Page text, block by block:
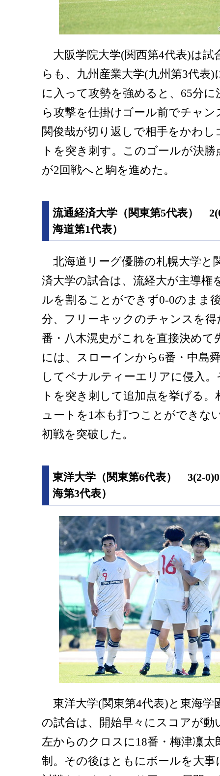
大阪学院大学(関西第4代表)は試
らも、九州産業大学(九州第3代表
に入って攻勢を強めると、65分
ら攻撃を仕掛けゴール前でチャン
関俊哉が切り返しで相手をかわ
トを突き刺す。このゴールが決
が2回戦へと駒を進めた。
流通経済大学（関東第5代表）
海道第1代表）
北海道リーグ優勝の札幌大学と
済大学の試合は、流経大が主導権
ルを割ることができず0-0のまま
分、フリーキックのチャンスを得
番・八木滉史がこれを直接決めて
には、スローインから6番・中島
してペナルティーエリアに侵入
トを突き刺して追加点を挙げる
ュートを1本も打つことができな
初戦を突破した。
東洋大学（関東第6代表） 3(2-
海第3代表）
東洋大学(関東第4代表)と東海学
の試合は、開始早々にスコアが動
左からのクロスに18番・梅津凜太
制。その後はともにボールを大